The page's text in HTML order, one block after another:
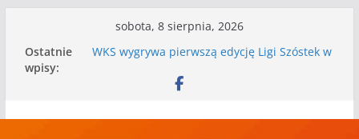
treści
sobota, 8 sierpnia, 2026
Ostatnie
wpisy:
WKS wygrywa pierwszą edycję Ligi Szóstek w
I mamy kolejne gry kontrolne, piłkarskie
Mecz o wygraną w I Edycji Lidze Szóstek Piłki